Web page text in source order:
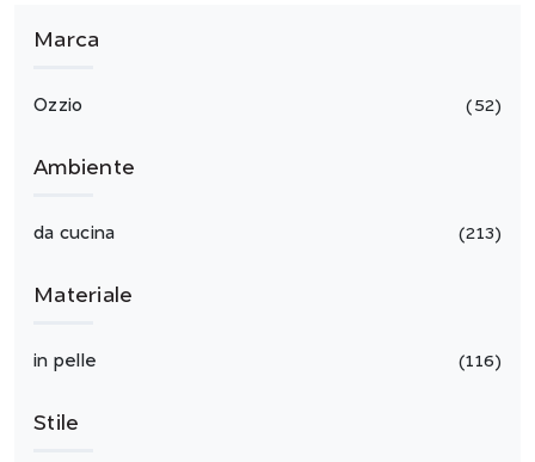
Marca
Ozzio 52
Ambiente
da cucina 213
Materiale
in pelle 116
Stile